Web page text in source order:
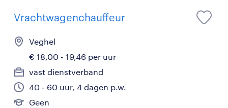
Vrachtwagenchauffeur
Veghel
€ 18,00 - 19,46 per uur
vast dienstverband
40 - 60 uur, 4 dagen p.w.
Geen